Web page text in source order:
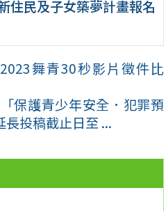
住民及子女築夢計畫報名
2023舞青30秒影片徵件比
「保護青少年安全．犯罪預
投稿截止日至 ...